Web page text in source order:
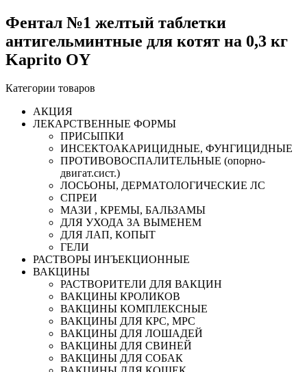
Фентал №1 желтый таблетки
антигельминтные для котят на 0,3 кг
Kaprito OY
Категории товаров
AКЦИЯ
ЛЕКАРСТВЕННЫЕ ФОРМЫ
ПРИСЫПКИ
ИНСЕКТОАКАРИЦИДНЫЕ, ФУНГИЦИДНЫЕ
ПРОТИВОВОСПАЛИТЕЛЬНЫЕ (опорно-
двигат.сист.)
ЛОСЬОНЫ, ДЕРМАТОЛОГИЧЕСКИЕ ЛС
СПРЕИ
МАЗИ , КРЕМЫ, БАЛЬЗАМЫ
ДЛЯ УХОДА ЗА ВЫМЕНЕМ
ДЛЯ ЛАП, КОПЫТ
ГЕЛИ
РАСТВОРЫ ИНЪЕКЦИОННЫЕ
ВАКЦИНЫ
РАСТВОРИТЕЛИ ДЛЯ ВАКЦИН
ВАКЦИНЫ КРОЛИКОВ
ВАКЦИНЫ КОМПЛЕКСНЫЕ
ВАКЦИНЫ ДЛЯ КРС, МРС
ВАКЦИНЫ ДЛЯ ЛОШАДЕЙ
ВАКЦИНЫ ДЛЯ СВИНЕЙ
ВАКЦИНЫ ДЛЯ СОБАК